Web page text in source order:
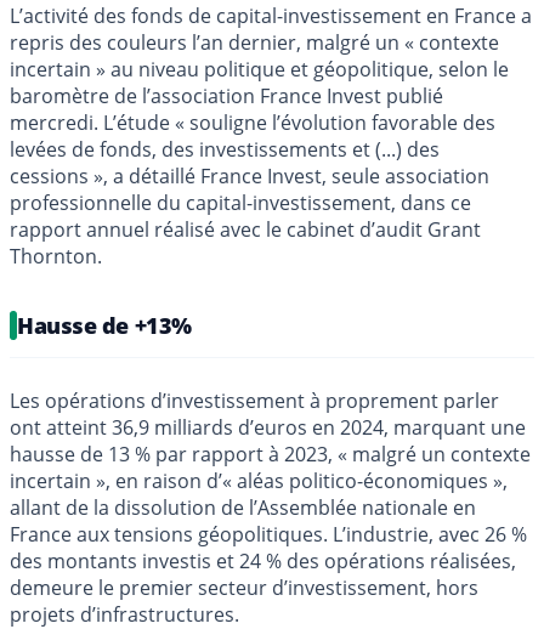
L’activité des fonds de capital-investissement en France a
repris des couleurs l’an dernier, malgré un « contexte
incertain » au niveau politique et géopolitique, selon le
baromètre de l’association France Invest publié
mercredi. L’étude « souligne l’évolution favorable des
levées de fonds, des investissements et (...) des
cessions », a détaillé France Invest, seule association
professionnelle du capital-investissement, dans ce
rapport annuel réalisé avec le cabinet d’audit Grant
Thornton.
Hausse de +13%
Les opérations d’investissement à proprement parler
ont atteint 36,9 milliards d’euros en 2024, marquant une
hausse de 13 % par rapport à 2023, « malgré un contexte
incertain », en raison d’« aléas politico-économiques »,
allant de la dissolution de l’Assemblée nationale en
France aux tensions géopolitiques. L’industrie, avec 26 %
des montants investis et 24 % des opérations réalisées,
demeure le premier secteur d’investissement, hors
projets d’infrastructures.